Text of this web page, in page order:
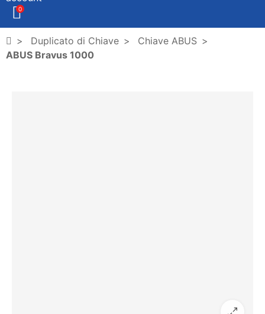
0
Duplicato di Chiave
Chiave ABUS
ABUS Bravus 1000